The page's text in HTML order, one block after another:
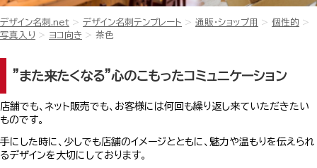
デザイン名刺.net デザイン名刺テンプレート 通販・ショップ用
個性的
写真入り
ヨコ向き 茶色
”また来たくなる”心のこもったコミュニケーション
店舗でも、ネット販売でも、お客様には何回も繰り返し来ていただきたい
ものです。
手にした時に、少しでも店舗のイメージとともに、魅力や温もりを伝えられ
るデザインを大切にしております。